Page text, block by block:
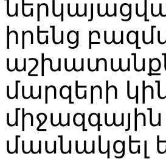
իրենց
մարզերի
մասնակցել